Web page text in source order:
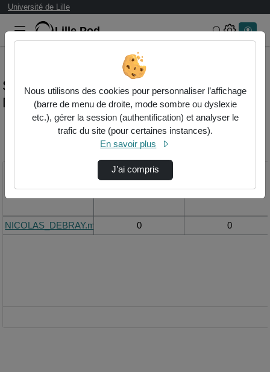
Université de Lille
Lille.Pod Rechercher
Statistiques de visualisation de la vidéo
Nicolas_debray.mp4
Modifier la période de
Vue de la journée
NICOLAS_DEBRAY.mp4 0 0
Nous utilisons des cookies pour personnaliser l’affichage
(barre de menu de droite, mode sombre ou dyslexie
etc.), gérer la session (authentification) et analyser le
trafic du site (pour certaines instances).
En savoir plus
J’ai compris